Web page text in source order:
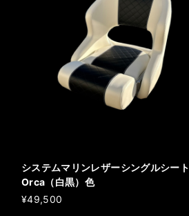
システムマリンレザーシングルシート
Orca（白黒）色
¥49,500